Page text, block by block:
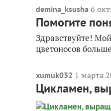
demina_ksusha 6
Помогите
Здравствуйте!
цветоносов
xumuk032 1 марта
Цикламен,